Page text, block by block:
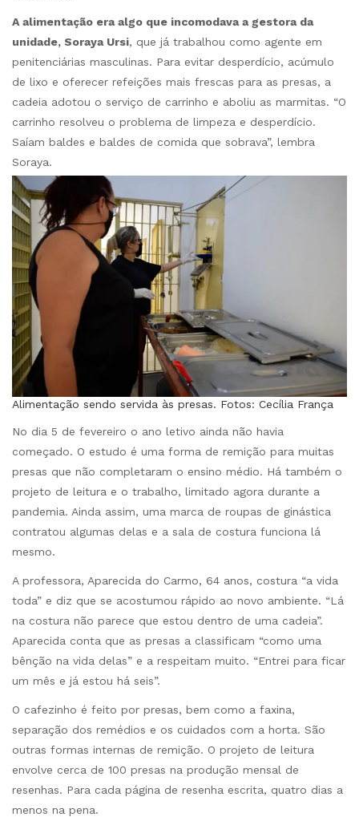
A alimentação era algo que incomodava a gestora da
unidade, Soraya Ursi, que já trabalhou como agente em
penitenciárias masculinas. Para evitar desperdício, acúmulo
de lixo e oferecer refeições mais frescas para as presas, a
cadeia adotou o serviço de carrinho e aboliu as marmitas. “O
carrinho resolveu o problema de limpeza e desperdício.
Saíam baldes e baldes de comida que sobrava”, lembra
Soraya.
Alimentação sendo servida às presas. Fotos: Cecília França
No dia 5 de fevereiro o ano letivo ainda não havia
começado. O estudo é uma forma de remição para muitas
presas que não completaram o ensino médio. Há também o
projeto de leitura e o trabalho, limitado agora durante a
pandemia. Ainda assim, uma marca de roupas de ginástica
contratou algumas delas e a sala de costura funciona lá
mesmo.
A professora, Aparecida do Carmo, 64 anos, costura “a vida
toda” e diz que se acostumou rápido ao novo ambiente. “Lá
na costura não parece que estou dentro de uma cadeia”.
Aparecida conta que as presas a classificam “como uma
bênção na vida delas” e a respeitam muito. “Entrei para ficar
um mês e já estou há seis”.
O cafezinho é feito por presas, bem como a faxina,
separação dos remédios e os cuidados com a horta. São
outras formas internas de remição. O projeto de leitura
envolve cerca de 100 presas na produção mensal de
resenhas. Para cada página de resenha escrita, quatro dias a
menos na pena.